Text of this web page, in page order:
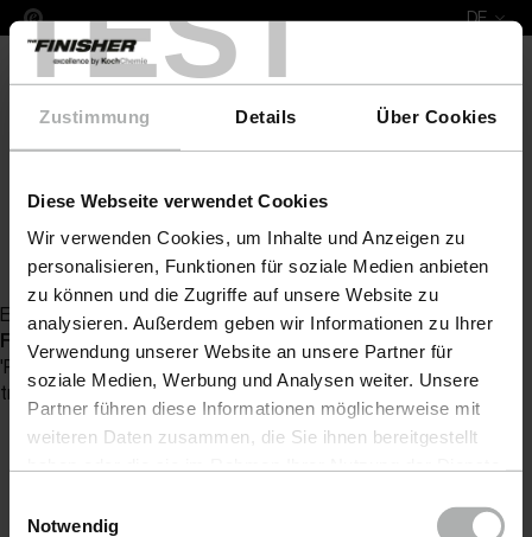
TEST
Zustimmung Details Über Cookies
Diese Webseite verwendet Cookies
Wir verwenden Cookies, um Inhalte und Anzeigen zu
personalisieren, Funktionen für soziale Medien anbieten
zu können und die Zugriffe auf unsere Website zu
analysieren. Außerdem geben wir Informationen zu Ihrer
Verwendung unserer Website an unsere Partner für
soziale Medien, Werbung und Analysen weiter. Unsere
Partner führen diese Informationen möglicherweise mit
weiteren Daten zusammen, die Sie ihnen bereitgestellt
Einstellungen zu den Cookies finden Sie unter
Notwendig
DE
COLOURLOCK Lederpflege Lederfarbe
Zurück zur Artikelübersicht
Es wurde kein Artikel zu Ihrer Anfrage gefunden
Fatal error
: Uncaught Exception: Serialization of
'ReflectionProperty' is not allowed in [no active file]:0 Stack
trace: #0 {main} thrown in[no active file]on line0